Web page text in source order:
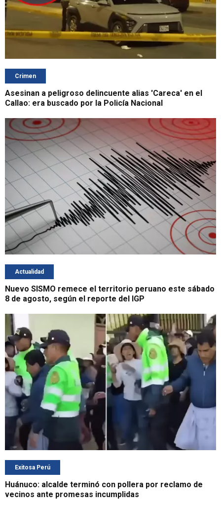
Crimen
Asesinan a peligroso delincuente alias 'Careca' en el
Callao: era buscado por la Policía Nacional
Actualidad
Nuevo SISMO remece el territorio peruano este sábado
8 de agosto, según el reporte del IGP
Exitosa Perú
Huánuco: alcalde terminó con pollera por reclamo de
vecinos ante promesas incumplidas